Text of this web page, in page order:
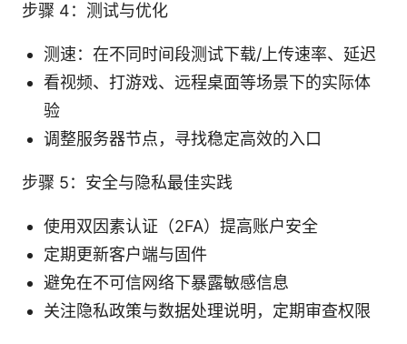
步骤 4：测试与优化
测速：在不同时间段测试下载/上传速率、延迟
看视频、打游戏、远程桌面等场景下的实际体
验
调整服务器节点，寻找稳定高效的入口
步骤 5：安全与隐私最佳实践
使用双因素认证（2FA）提高账户安全
定期更新客户端与固件
避免在不可信网络下暴露敏感信息
关注隐私政策与数据处理说明，定期审查权限